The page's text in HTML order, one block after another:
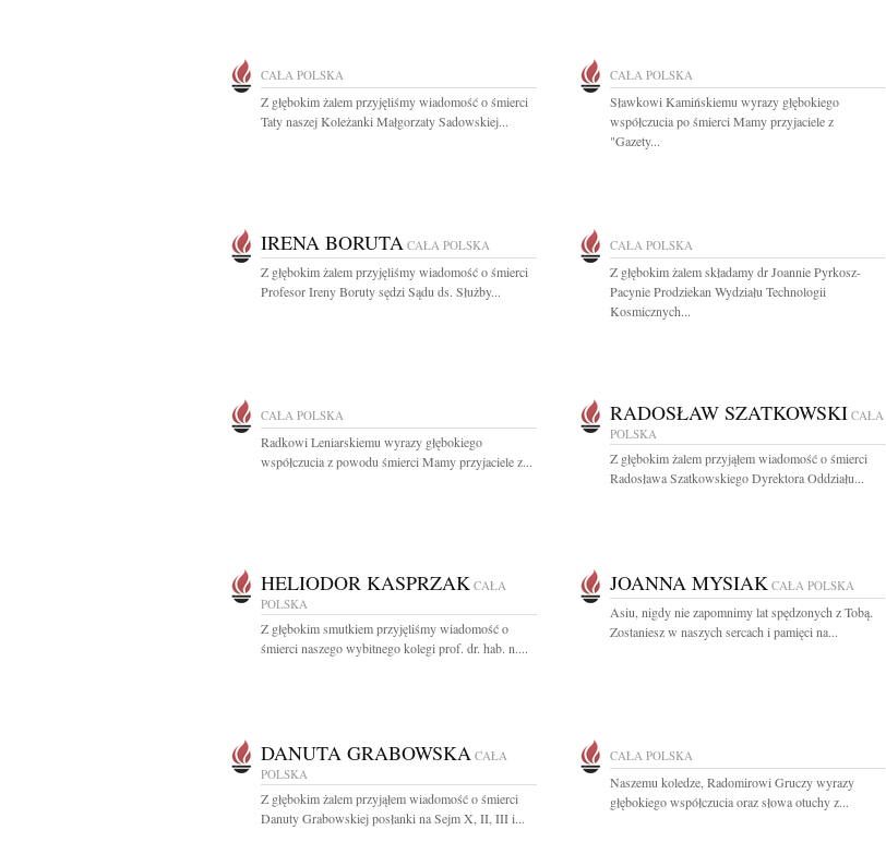
CAŁA POLSKA
Z głębokim żalem przyjęliśmy wiadomość o śmierci
Taty naszej Koleżanki Małgorzaty Sadowskiej...
CAŁA POLSKA
Sławkowi Kamińskiemu wyrazy głębokiego
współczucia po śmierci Mamy przyjaciele z
"Gazety...
IRENA BORUTA CAŁA POLSKA
Z głębokim żalem przyjęliśmy wiadomość o śmierci
Profesor Ireny Boruty sędzi Sądu ds. Służby...
CAŁA POLSKA
Z głębokim żalem składamy dr Joannie Pyrkosz-
Pacynie Prodziekan Wydziału Technologii
Kosmicznych...
CAŁA POLSKA
Radkowi Leniarskiemu wyrazy głębokiego
współczucia z powodu śmierci Mamy przyjaciele z...
RADOSŁAW SZATKOWSKI CAŁA
POLSKA
Z głębokim żalem przyjąłem wiadomość o śmierci
Radosława Szatkowskiego Dyrektora Oddziału...
HELIODOR KASPRZAK CAŁA
POLSKA
Z głębokim smutkiem przyjęliśmy wiadomość o
śmierci naszego wybitnego kolegi prof. dr. hab. n....
JOANNA MYSIAK CAŁA POLSKA
Asiu, nigdy nie zapomnimy lat spędzonych z Tobą.
Zostaniesz w naszych sercach i pamięci na...
DANUTA GRABOWSKA CAŁA
POLSKA
Z głębokim żalem przyjąłem wiadomość o śmierci
Danuty Grabowskiej posłanki na Sejm X, II, III i...
CAŁA POLSKA
Naszemu koledze, Radomirowi Gruczy wyrazy
głębokiego współczucia oraz słowa otuchy z...